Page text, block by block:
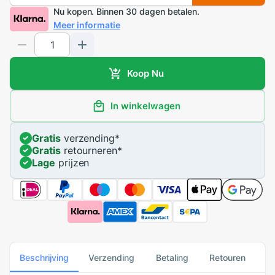
Nu kopen. Binnen 30 dagen betalen.
Meer informatie
Koop Nu
In winkelwagen
Gratisverzending*
Gratisretourneren*
Lage prijzen
Beschrijving Verzending Betaling Retouren